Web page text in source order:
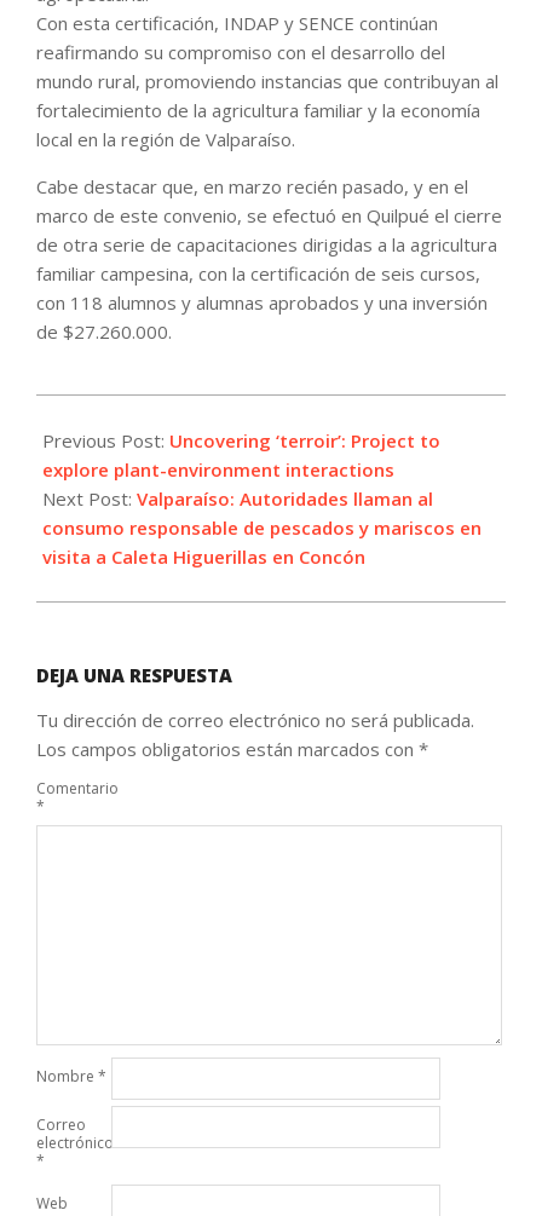
Con esta certificación, INDAP y SENCE continúan
reafirmando su compromiso con el desarrollo del
mundo rural, promoviendo instancias que contribuyan al
fortalecimiento de la agricultura familiar y la economía
local en la región de Valparaíso.
Cabe destacar que, en marzo recién pasado, y en el
marco de este convenio, se efectuó en Quilpué el cierre
de otra serie de capacitaciones dirigidas a la agricultura
familiar campesina, con la certificación de seis cursos,
con 118 alumnos y alumnas aprobados y una inversión
de $27.260.000.
04-
17
Previous Post: Uncovering ‘terroir’: Project to
explore plant-environment interactions
Next Post: Valparaíso: Autoridades llaman al
consumo responsable de pescados y mariscos en
visita a Caleta Higuerillas en Concón
DEJA UNA RESPUESTA
Tu dirección de correo electrónico no será publicada.
Los campos obligatorios están marcados con *
Comentario
*
Nombre *
Correo
electrónico
*
Web